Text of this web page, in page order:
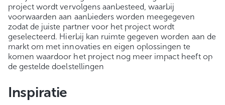
project wordt vervolgens aanbesteed, waarbij
voorwaarden aan aanbieders worden meegegeven
zodat de juiste partner voor het project wordt
geselecteerd. Hierbij kan ruimte gegeven worden aan de
markt om met innovaties en eigen oplossingen te
komen waardoor het project nog meer impact heeft op
de gestelde doelstellingen
Inspiratie